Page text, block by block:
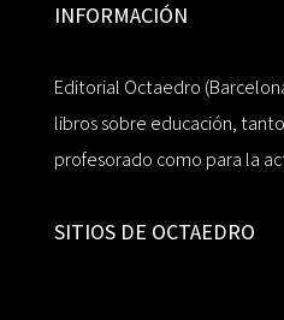
INFORMACIÓN
Editorial Octaedro
libros sobre educación,
profesorado como para la
SITIOS DE OCTAEDRO